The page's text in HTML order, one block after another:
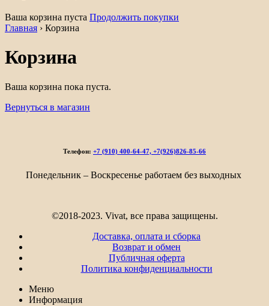
Ваша корзина пуста Продолжить покупки
Главная › Корзина
Корзина
Ваша корзина пока пуста.
Вернуться в магазин
Телефон: +7 (910) 400-64-47, +7(926)826-85-66
Понедельник – Воскресенье работаем без выходных
©2018-2023. Vivat, все права защищены.
Доставка, оплата и сборка
Возврат и обмен
Публичная оферта
Политика конфиденциальности
Меню
Информация